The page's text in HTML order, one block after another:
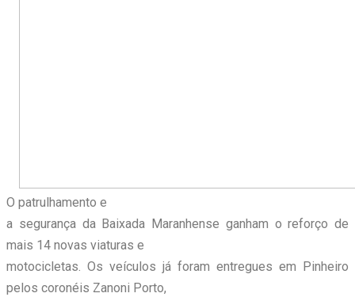
O patrulhamento e
a segurança da Baixada Maranhense ganham o reforço de
mais 14 novas viaturas e
motocicletas. Os veículos já foram entregues em Pinheiro
pelos coronéis Zanoni Porto,